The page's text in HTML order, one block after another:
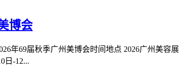
博会
年69届秋季广州美博会时间地点 2026广州美容
日-12...